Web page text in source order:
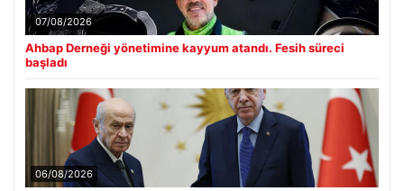
07/08/2026
Ahbap Derneği yönetimine kayyum atandı. Fesih süreci
başladı
06/08/2026